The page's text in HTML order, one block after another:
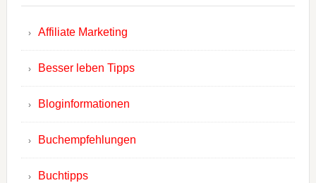
Affiliate Marketing
Besser leben Tipps
Bloginformationen
Buchempfehlungen
Buchtipps